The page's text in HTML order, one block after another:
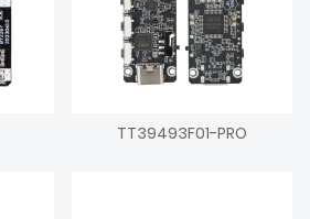
TT39493F01-PRO